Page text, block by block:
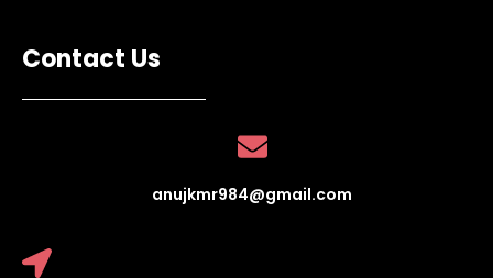
Contact Us
anujkmr984@gmail.com